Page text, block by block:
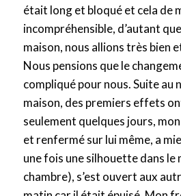
était long et bloqué et cela de
incompréhensible, d’autant
maison, nous allions très bien
Nous pensions que le
compliqué pour nous. Suite au
maison, des premiers effets
seulement quelques jours,
et renfermé sur lui même, a
une fois une silhouette dans le
chambre), s’est ouvert aux